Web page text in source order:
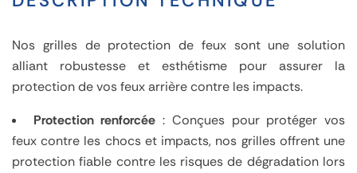
Nos grilles de protection de feux sont une solution
alliant robustesse et esthétisme pour assurer la
protection de vos feux arrière contre les impacts.
Protection renforcée : Conçues pour protéger vos
feux contre les chocs et impacts, nos grilles offrent une
protection fiable contre les risques de dégradation lors